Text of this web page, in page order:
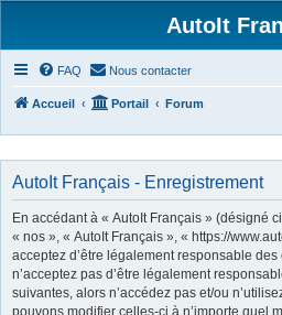
AutoIt
FAQ Nous contacter
Accueil Portail Forum
AutoIt Français - Enregistrement
En accédant à « AutoIt Français » (désigné
« nos », « AutoIt Français », « https://
acceptez d’être légalement responsable
n’acceptez pas d’être légalement
suivantes, alors n’accédez pas et/ou
pouvons modifier celles-ci à n’importe quel